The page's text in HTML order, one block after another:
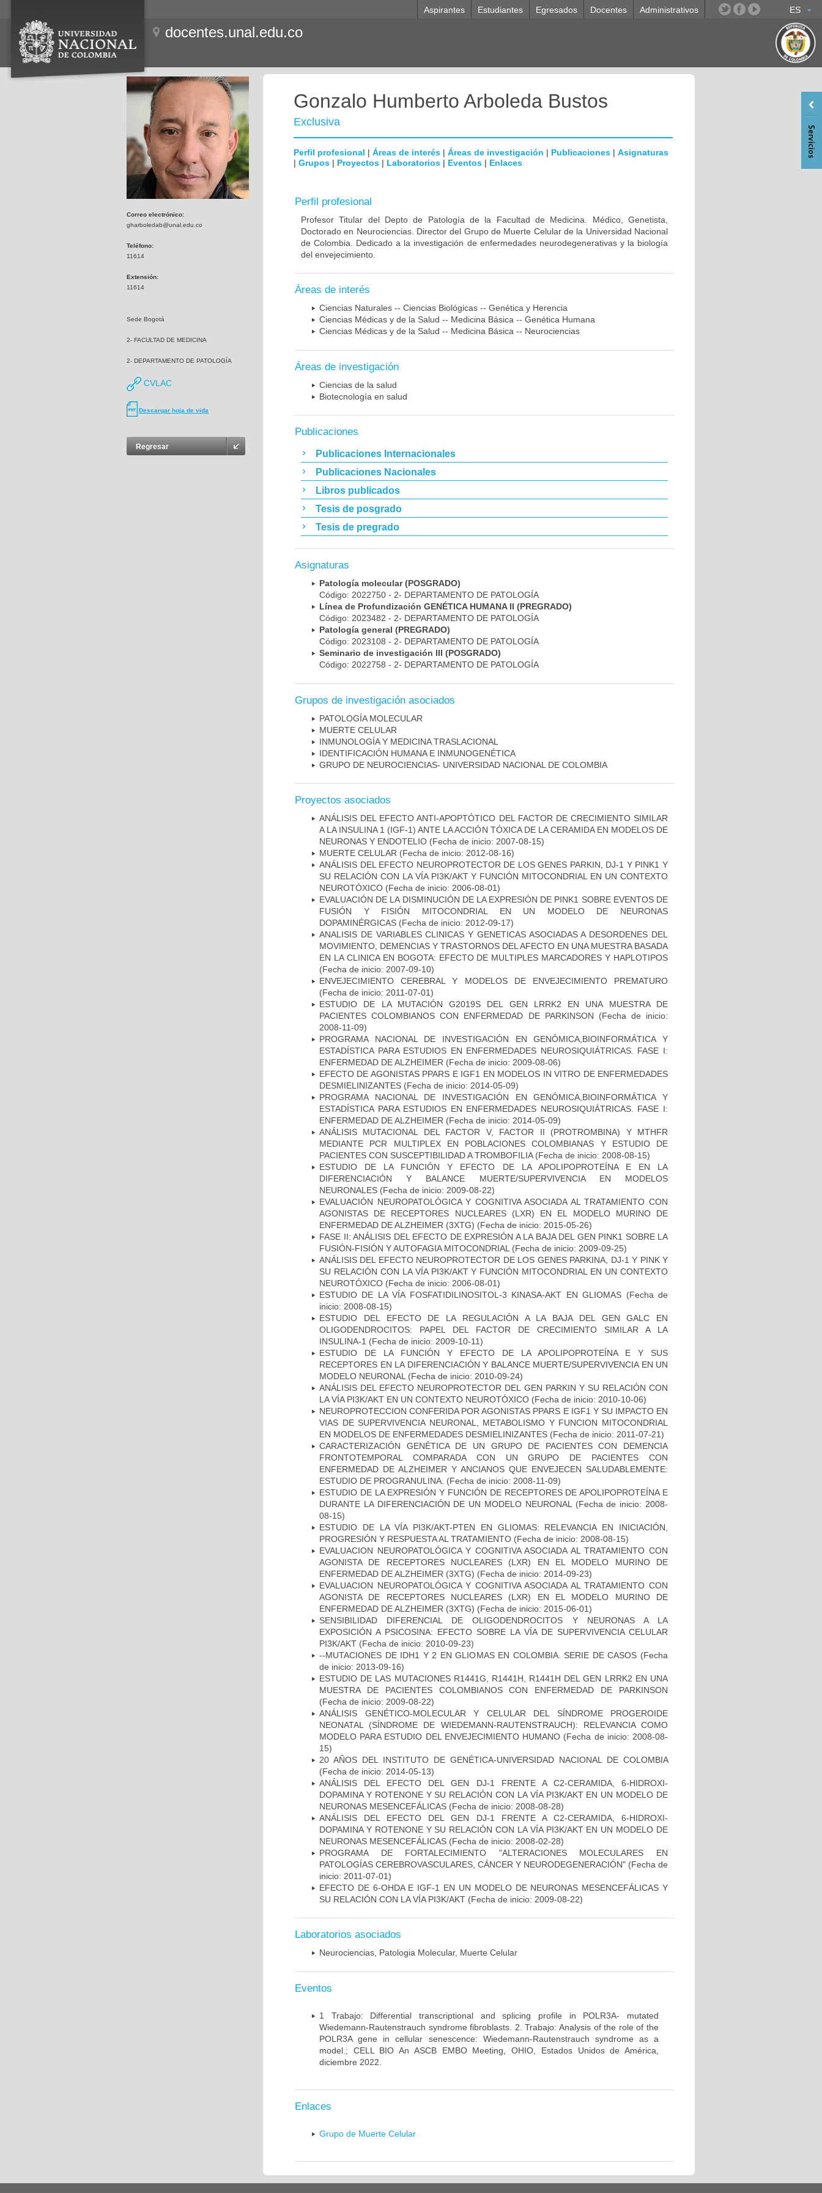
ES
Aspirantes Estudiantes Egresados Docentes Administrativos
docentes.unal.edu.co
Correo electrónico:
gharboledab@unal.edu.co
Teléfono:
11614
Extensión:
11614
Sede Bogotá
2- FACULTAD DE MEDICINA
2- DEPARTAMENTO DE PATOLOGÍA
CVLAC
Descargar hoja de vida
Regresar
Gonzalo Humberto Arboleda Bustos
Exclusiva
Perfil profesional | Áreas de interés | Áreas de investigación | Publicaciones | Asignaturas
| Grupos | Proyectos | Laboratorios | Eventos | Enlaces
Perfil profesional
Profesor Titular del Depto de Patología de la Facultad de Medicina. Médico, Genetista,
Doctorado en Neurociencias. Director del Grupo de Muerte Celular de la Universidad Nacional
de Colombia. Dedicado a la investigación de enfermedades neurodegenerativas y la biología
del envejecimiento.
Áreas de interés
Ciencias Naturales -- Ciencias Biológicas -- Genética y Herencia
Ciencias Médicas y de la Salud -- Medicina Básica -- Genética Humana
Ciencias Médicas y de la Salud -- Medicina Básica -- Neurociencias
Áreas de investigación
Ciencias de la salud
Biotecnología en salud
Publicaciones
Publicaciones Internacionales
Publicaciones Nacionales
Libros publicados
Tesis de posgrado
Tesis de pregrado
Asignaturas
Patología molecular (POSGRADO)
Código: 2022750 - 2- DEPARTAMENTO DE PATOLOGÍA
Línea de Profundización GENÉTICA HUMANA II (PREGRADO)
Código: 2023482 - 2- DEPARTAMENTO DE PATOLOGÍA
Patología general (PREGRADO)
Código: 2023108 - 2- DEPARTAMENTO DE PATOLOGÍA
Seminario de investigación III (POSGRADO)
Código: 2022758 - 2- DEPARTAMENTO DE PATOLOGÍA
Grupos de investigación asociados
PATOLOGÍA MOLECULAR
MUERTE CELULAR
INMUNOLOGÍA Y MEDICINA TRASLACIONAL
IDENTIFICACIÓN HUMANA E INMUNOGENÉTICA
GRUPO DE NEUROCIENCIAS- UNIVERSIDAD NACIONAL DE COLOMBIA
Proyectos asociados
ANÁLISIS DEL EFECTO ANTI-APOPTÓTICO DEL FACTOR DE CRECIMIENTO SIMILAR
A LA INSULINA 1 (IGF-1) ANTE LA ACCIÓN TÓXICA DE LA CERAMIDA EN MODELOS DE
NEURONAS Y ENDOTELIO (Fecha de inicio: 2007-08-15)
MUERTE CELULAR (Fecha de inicio: 2012-08-16)
ANÁLISIS DEL EFECTO NEUROPROTECTOR DE LOS GENES PARKIN, DJ-1 Y PINK1 Y
SU RELACIÓN CON LA VÍA PI3K/AKT Y FUNCIÓN MITOCONDRIAL EN UN CONTEXTO
NEUROTÓXICO (Fecha de inicio: 2006-08-01)
EVALUACIÓN DE LA DISMINUCIÓN DE LA EXPRESIÓN DE PINK1 SOBRE EVENTOS DE
FUSIÓN Y FISIÓN MITOCONDRIAL EN UN MODELO DE NEURONAS
DOPAMINÉRGICAS (Fecha de inicio: 2012-09-17)
ANALISIS DE VARIABLES CLINICAS Y GENETICAS ASOCIADAS A DESORDENES DEL
MOVIMIENTO, DEMENCIAS Y TRASTORNOS DEL AFECTO EN UNA MUESTRA BASADA
EN LA CLINICA EN BOGOTA: EFECTO DE MULTIPLES MARCADORES Y HAPLOTIPOS
(Fecha de inicio: 2007-09-10)
ENVEJECIMIENTO CEREBRAL Y MODELOS DE ENVEJECIMIENTO PREMATURO
(Fecha de inicio: 2011-07-01)
ESTUDIO DE LA MUTACIÓN G2019S DEL GEN LRRK2 EN UNA MUESTRA DE
PACIENTES COLOMBIANOS CON ENFERMEDAD DE PARKINSON (Fecha de inicio:
2008-11-09)
PROGRAMA NACIONAL DE INVESTIGACIÓN EN GENÓMICA,BIOINFORMÁTICA Y
ESTADÍSTICA PARA ESTUDIOS EN ENFERMEDADES NEUROSIQUIÁTRICAS. FASE I:
ENFERMEDAD DE ALZHEIMER (Fecha de inicio: 2009-08-06)
EFECTO DE AGONISTAS PPARS E IGF1 EN MODELOS IN VITRO DE ENFERMEDADES
DESMIELINIZANTES (Fecha de inicio: 2014-05-09)
PROGRAMA NACIONAL DE INVESTIGACIÓN EN GENÓMICA,BIOINFORMÁTICA Y
ESTADÍSTICA PARA ESTUDIOS EN ENFERMEDADES NEUROSIQUIÁTRICAS. FASE I:
ENFERMEDAD DE ALZHEIMER (Fecha de inicio: 2014-05-09)
ANÁLISIS MUTACIONAL DEL FACTOR V, FACTOR II (PROTROMBINA) Y MTHFR
MEDIANTE PCR MULTIPLEX EN POBLACIONES COLOMBIANAS Y ESTUDIO DE
PACIENTES CON SUSCEPTIBILIDAD A TROMBOFILIA(Fecha de inicio: 2008-08-15)
ESTUDIO DE LA FUNCIÓN Y EFECTO DE LA APOLIPOPROTEÍNA E EN LA
DIFERENCIACIÓN Y BALANCE MUERTE/SUPERVIVENCIA EN MODELOS
NEURONALES (Fecha de inicio: 2009-08-22)
EVALUACIÓN NEUROPATOLÓGICA Y COGNITIVA ASOCIADA AL TRATAMIENTO CON
AGONISTAS DE RECEPTORES NUCLEARES (LXR) EN EL MODELO MURINO DE
ENFERMEDAD DE ALZHEIMER (3XTG) (Fecha de inicio: 2015-05-26)
FASE II: ANÁLISIS DEL EFECTO DE EXPRESIÓN A LA BAJA DEL GEN PINK1 SOBRE LA
FUSIÓN-FISIÓN Y AUTOFAGIA MITOCONDRIAL (Fecha de inicio: 2009-09-25)
ANÁLISIS DEL EFECTO NEUROPROTECTOR DE LOS GENES PARKINA, DJ-1 Y PINK Y
SU RELACIÓN CON LA VÍA PI3K/AKT Y FUNCIÓN MITOCONDRIAL EN UN CONTEXTO
NEUROTÓXICO (Fecha de inicio: 2006-08-01)
ESTUDIO DE LA VÍA FOSFATIDILINOSITOL-3 KINASA-AKT EN GLIOMAS (Fecha de
inicio: 2008-08-15)
ESTUDIO DEL EFECTO DE LA REGULACIÓN A LA BAJA DEL GEN GALC EN
OLIGODENDROCITOS: PAPEL DEL FACTOR DE CRECIMIENTO SIMILAR A LA
INSULINA-1 (Fecha de inicio: 2009-10-11)
ESTUDIO DE LA FUNCIÓN Y EFECTO DE LA APOLIPOPROTEÍNA E Y SUS
RECEPTORES EN LA DIFERENCIACIÓN Y BALANCE MUERTE/SUPERVIVENCIA EN UN
MODELO NEURONAL (Fecha de inicio: 2010-09-24)
ANÁLISIS DEL EFECTO NEUROPROTECTOR DEL GEN PARKIN Y SU RELACIÓN CON
LA VÍA PI3K/AKT EN UN CONTEXTO NEUROTÓXICO (Fecha de inicio: 2010-10-06)
NEUROPROTECCION CONFERIDA POR AGONISTAS PPARS E IGF1 Y SU IMPACTO EN
VIAS DE SUPERVIVENCIA NEURONAL, METABOLISMO Y FUNCION MITOCONDRIAL
EN MODELOS DE ENFERMEDADES DESMIELINIZANTES (Fecha de inicio: 2011-07-21)
CARACTERIZACIÓN GENÉTICA DE UN GRUPO DE PACIENTES CON DEMENCIA
FRONTOTEMPORAL COMPARADA CON UN GRUPO DE PACIENTES CON
ENFERMEDAD DE ALZHEIMER Y ANCIANOS QUE ENVEJECEN SALUDABLEMENTE:
ESTUDIO DE PROGRANULINA. (Fecha de inicio: 2008-11-09)
ESTUDIO DE LA EXPRESIÓN Y FUNCIÓN DE RECEPTORES DE APOLIPOPROTEÍNA E
DURANTE LA DIFERENCIACIÓN DE UN MODELO NEURONAL
(Fecha de inicio: 2008-
08-15)
ESTUDIO DE LA VÍA PI3K/AKT-PTEN EN GLIOMAS: RELEVANCIA EN INICIACIÓN,
PROGRESIÓN Y RESPUESTA AL TRATAMIENTO (Fecha de inicio: 2008-08-15)
EVALUACION NEUROPATOLÓGICA Y COGNITIVA ASOCIADA AL TRATAMIENTO CON
AGONISTA DE RECEPTORES NUCLEARES (LXR) EN EL MODELO MURINO DE
ENFERMEDAD DE ALZHEIMER (3XTG) (Fecha de inicio: 2014-09-23)
EVALUACION NEUROPATOLÓGICA Y COGNITIVA ASOCIADA AL TRATAMIENTO CON
AGONISTA DE RECEPTORES NUCLEARES (LXR) EN EL MODELO MURINO DE
ENFERMEDAD DE ALZHEIMER (3XTG) (Fecha de inicio: 2015-06-01)
SENSIBILIDAD DIFERENCIAL DE OLIGODENDROCITOS Y NEURONAS A LA
EXPOSICIÓN A PSICOSINA: EFECTO SOBRE LA VÍA DE SUPERVIVENCIA CELULAR
PI3K/AKT (Fecha de inicio: 2010-09-23)
--MUTACIONES DE IDH1 Y 2 EN GLIOMAS EN COLOMBIA. SERIE DE CASOS (Fecha
de inicio: 2013-09-16)
ESTUDIO DE LAS MUTACIONES R1441G, R1441H, R1441H DEL GEN LRRK2 EN UNA
MUESTRA DE PACIENTES COLOMBIANOS CON ENFERMEDAD DE PARKINSON
(Fecha de inicio: 2009-08-22)
ANÁLISIS GENÉTICO-MOLECULAR Y CELULAR DEL SÍNDROME PROGEROIDE
NEONATAL (SÍNDROME DE WIEDEMANN-RAUTENSTRAUCH): RELEVANCIA COMO
MODELO PARA ESTUDIO DEL ENVEJECIMIENTO HUMANO (Fecha de inicio: 2008-08-
15)
20 AÑOS DEL INSTITUTO DE GENÉTICA-UNIVERSIDAD NACIONAL DE COLOMBIA
(Fecha de inicio: 2014-05-13)
ANÁLISIS DEL EFECTO DEL GEN DJ-1 FRENTE A C2-CERAMIDA, 6-HIDROXI-
DOPAMINA Y ROTENONE Y SU RELACIÓN CON LA VÍA PI3K/AKT EN UN MODELO DE
NEURONAS MESENCEFÁLICAS (Fecha de inicio: 2008-08-28)
ANÁLISIS DEL EFECTO DEL GEN DJ-1 FRENTE A C2-CERAMIDA, 6-HIDROXI-
DOPAMINA Y ROTENONE Y SU RELACIÓN CON LA VÍA PI3K/AKT EN UN MODELO DE
NEURONAS MESENCEFÁLICAS (Fecha de inicio: 2008-02-28)
PROGRAMA DE FORTALECIMIENTO "ALTERACIONES MOLECULARES EN
PATOLOGÍAS CEREBROVASCULARES, CÁNCER Y NEURODEGENERACIÓN" (Fecha de
inicio: 2011-07-01)
EFECTO DE 6-OHDA E IGF-1 EN UN MODELO DE NEURONAS MESENCEFÁLICAS Y
SU RELACIÓN CON LA VÍA PI3K/AKT (Fecha de inicio: 2009-08-22)
Laboratorios asociados
Neurociencias, Patologia Molecular, Muerte Celular
Eventos
1 Trabajo: Differential transcriptional and splicing profile in POLR3A- mutated
Wiedemann-Rautenstrauch syndrome fibroblasts. 2. Trabajo: Analysis of the role of the
POLR3A gene in cellular senescence: Wiedemann-Rautenstrauch syndrome as a
model.; CELL BIO An ASCB EMBO Meeting, OHIO, Estados Unidos de América,
diciembre 2022.
Enlaces
Grupo de Muerte Celular